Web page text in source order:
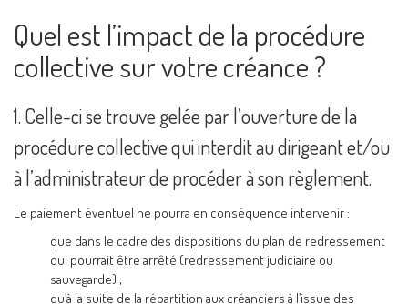
Quel est l’impact de la procédure
collective sur votre créance ?
1. Celle-ci se trouve gelée par l’ouverture de la
procédure collective qui interdit au dirigeant et/ou
à l’administrateur de procéder à son règlement.
Le paiement éventuel ne pourra en conséquence intervenir :
que dans le cadre des dispositions du plan de redressement
qui pourrait être arrêté (redressement judiciaire ou
sauvegarde) ;
qu’à la suite de la répartition aux créanciers à l’issue des